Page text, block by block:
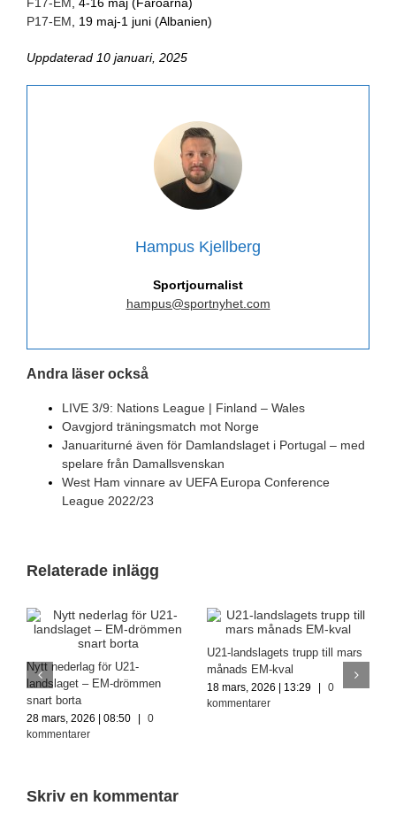
F17-EM , 4-16 maj (Färöarna)
P17-EM, 19 maj-1 juni (Albanien)
Uppdaterad 10 januari, 2025
Hampus Kjellberg
Sportjournalist
hampus@sportnyhet.com
Andra läser också
LIVE 3/9: Nations League | Finland – Wales
Oavgjord träningsmatch mot Norge
Januariturné även för Damlandslaget i Portugal – med
spelare från Damallsvenskan
West Ham vinnare av UEFA Europa Conference
League 2022/23
Relaterade inlägg
Nytt nederlag för U21-
landslaget – EM-drömmen
snart borta
28 mars, 2026 | 08:50 |
0
kommentarer
U21-landslagets trupp till mars
månads EM-kval
18 mars, 2026 | 13:29 |
0
kommentarer
Skriv en kommentar